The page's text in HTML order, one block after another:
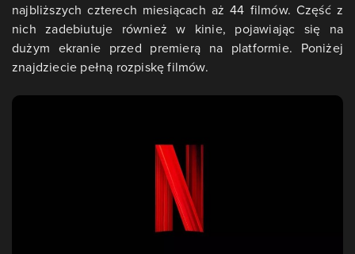
najbliższych czterech miesiącach aż 44 filmów. Część z
nich zadebiutuje również w kinie, pojawiając się na
dużym ekranie przed premierą na platformie. Poniżej
znajdziecie pełną rozpiskę filmów.